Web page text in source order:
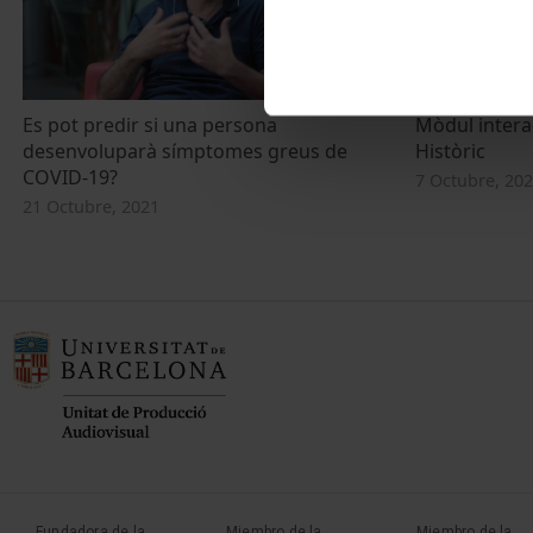
Es pot predir si una persona
desenvoluparà símptomes greus de
COVID-19?
21 Octubre, 2021
Mòdul
Històric
7 Octubre, 2021